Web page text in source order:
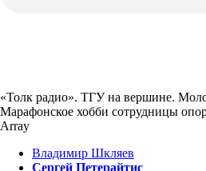
«Толк радио». ТГУ на вершине.
Марафонское хобби сотрудницы
Array
Владимир Шкляев
Сергей Петерайтис